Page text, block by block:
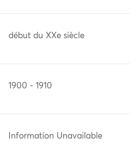
début du XXe siècle
1900 - 1910
Information Unavailable